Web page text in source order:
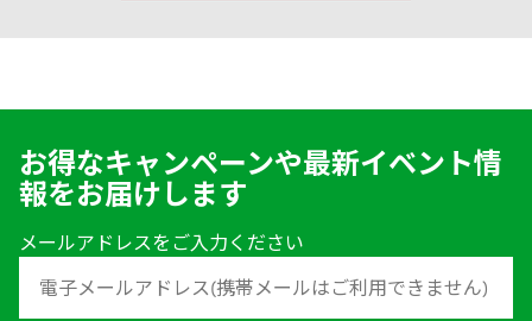
お得なキャンペーンや最新イベント情
報をお届けします
メールアドレスをご入力ください